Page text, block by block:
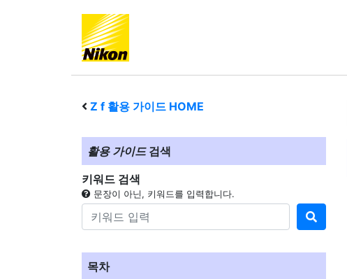
Z f 활용 가이드 HOME
활용 가이드검색
키워드 검색
문장이 아닌, 키워드를 입력합니다.
목차